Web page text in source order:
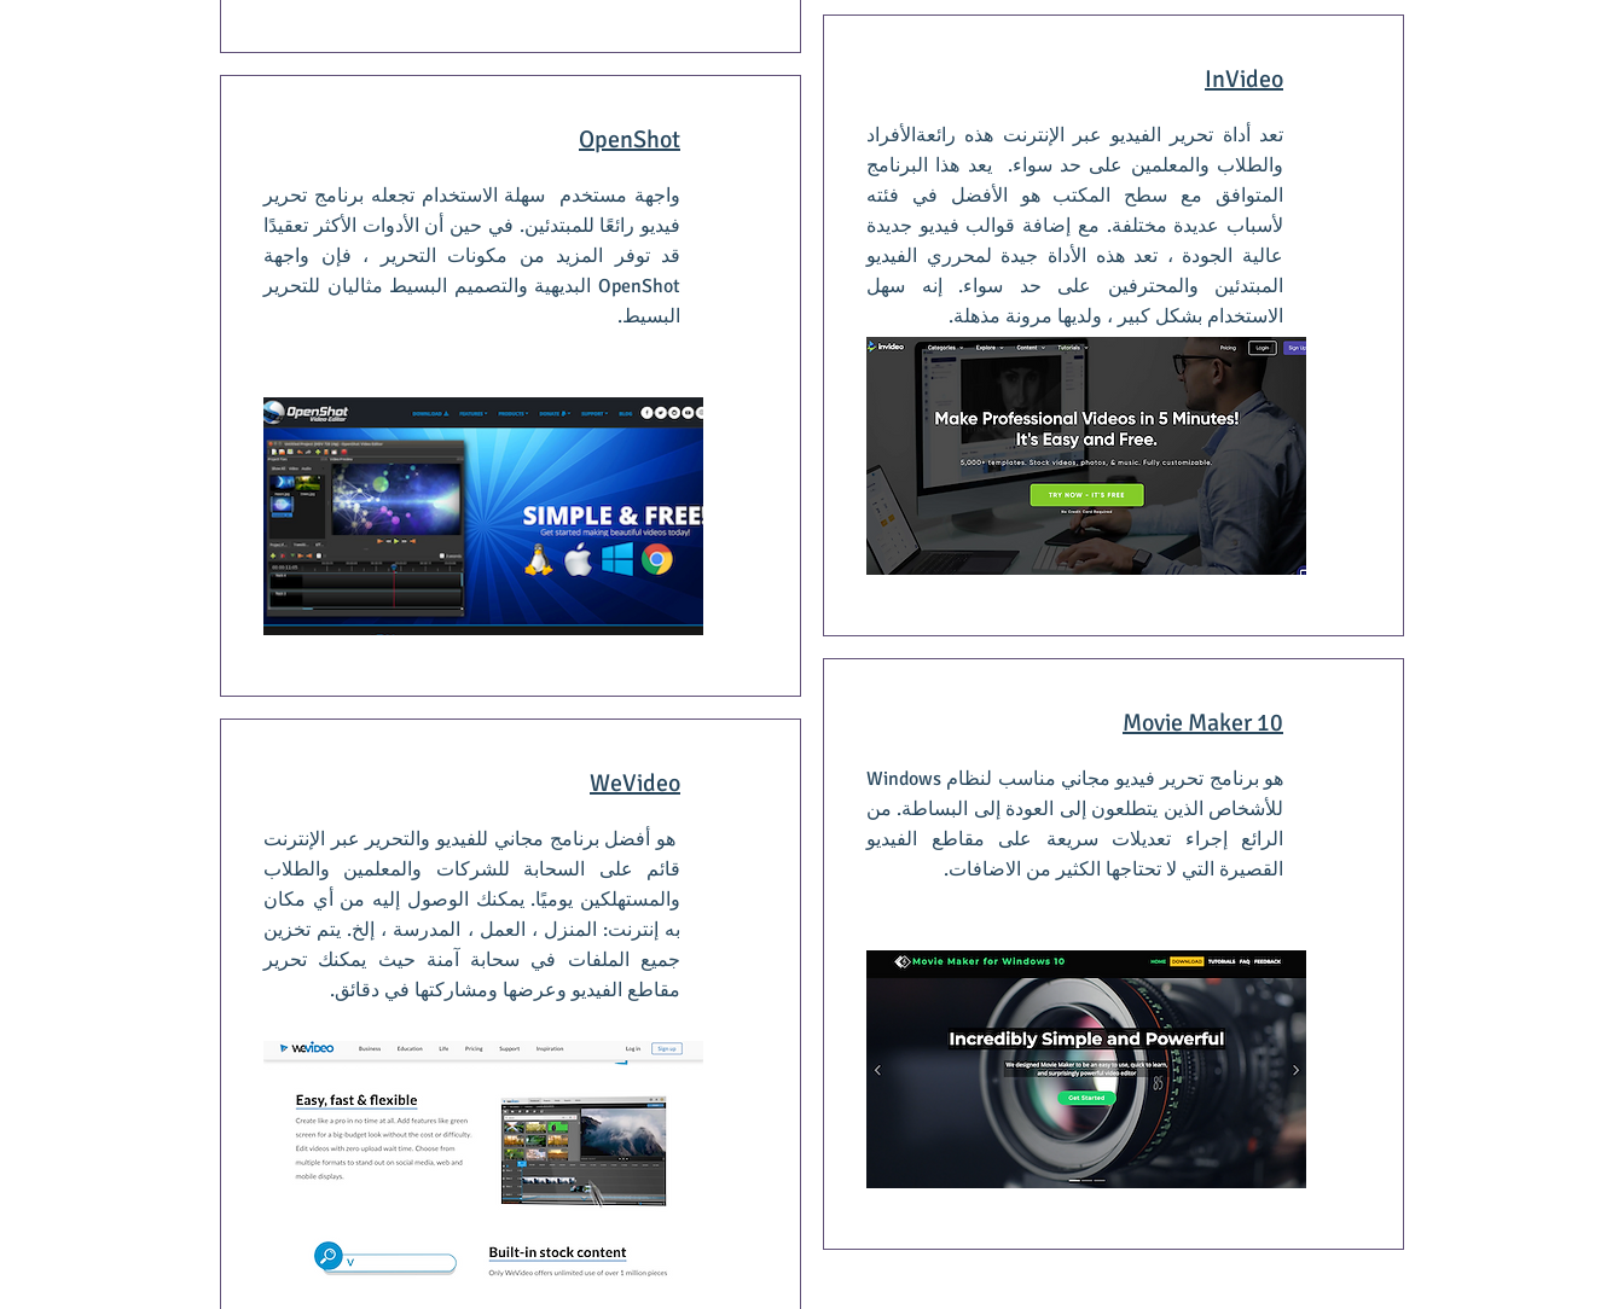
InVideo
تعد أداة تحرير الفيديو عبر الإنترنت هذه رائعةالأفراد
والطلاب والمعلمين على حد سواء. يعد هذا البرنامج
المتوافق مع سطح المكتب هو الأفضل في فئته
لأسباب عديدة مختلفة. مع إضافة قوالب فيديو جديدة
عالية الجودة ، تعد هذه الأداة جيدة لمحرري الفيديو
المبتدئين والمحترفين على حد سواء. إنه سهل
الاستخدام بشكل كبير ، ولديها مرونة مذهلة.
Movie Maker 10
هو برنامج تحرير فيديو مجاني مناسب لنظام Windows
للأشخاص الذين يتطلعون إلى العودة إلى البساطة. من
الرائع إجراء تعديلات سريعة على مقاطع الفيديو
القصيرة التي لا تحتاجها الكثير من الاضافات.
OpenShot
واجهة مستخدم سهلة الاستخدام تجعله برنامج تحرير
فيديو رائعًا للمبتدئين. في حين أن الأدوات الأكثر تعقيدًا
قد توفر المزيد من مكونات التحرير ، فإن واجهة
OpenShot البديهية والتصميم البسيط مثاليان للتحرير
البسيط.
WeVideo
هو أفضل برنامج مجاني للفيديو والتحرير عبر الإنترنت
قائم على السحابة للشركات والمعلمين والطلاب
والمستهلكين يوميًا. يمكنك الوصول إليه من أي مكان
به إنترنت: المنزل ، العمل ، المدرسة ، إلخ. يتم تخزين
جميع الملفات في سحابة آمنة حيث يمكنك تحرير
مقاطع الفيديو وعرضها ومشاركتها في دقائق.